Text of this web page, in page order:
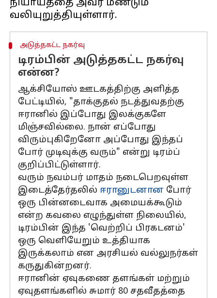
நியாயத்தை அவர் மீண்டும்
அடுத்தகட்ட நகர்வு
டிரம்பின் அடுத்தகட்ட நகர்வு
என்ன?
ஆக்சியோஸ் ஊடகத்திற்கு அளித்த
பேட்டியில், "தாக்குதல் நடத்துவதற்கு
ஈரானில் இப்போது இலக்குகளே
மிஞ்சவில்லை. நான் எப்போது
விரும்புகிறேனோ அப்போது இந்தப்
போர் முடிவுக்கு வரும்" என்று டிரம்ப்
குறிப்பிட்டுள்ளார்.
வரும் நவம்பர் மாதம் நடைபெறவுள்ள
இடைத்தேர்தலில் ஈரானுடனான போர்
ஒரு பின்னடைவாக அமையக்கூடும்
என்ற கவலை எழுந்துள்ள நிலையில்,
டிரம்பின் இந்த 'வெற்றிப் பிரகடனம்'
ஒரு வெளியேறும் உத்தியாக
இருக்கலாம் என அரசியல் வல்லுநர்கள்
கருதுகின்றனர்.
ஈரானின் ஏவுகணை தளங்கள் மற்றும்
ஏவுதளங்களில் சுமார் 80 சதவீதத்தை